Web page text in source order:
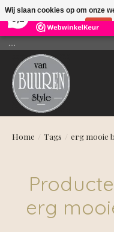
26
....
Home / Tags / erg mooie
erg
Wij slaan cookies op om onze
Nee